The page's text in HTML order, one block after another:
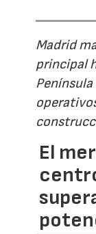
Madrid
principal
El